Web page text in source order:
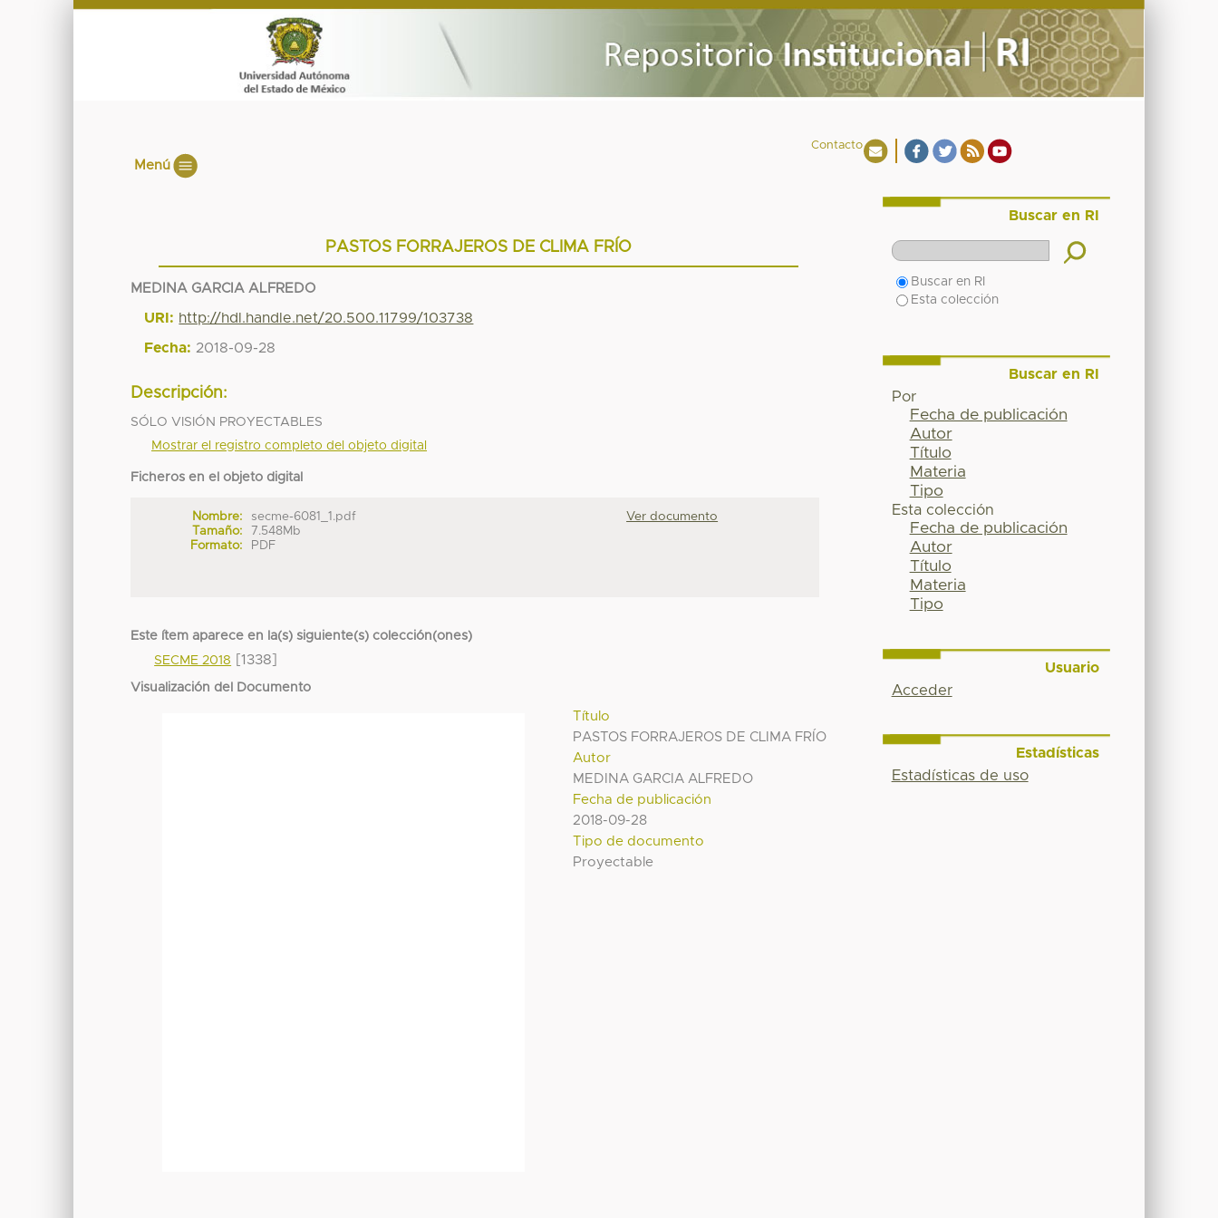
Contacto
Menú
PASTOS FORRAJEROS DE CLIMA FRÍO
MEDINA GARCIA ALFREDO
URI: http://hdl.handle.net/20.500.11799/103738
Fecha: 2018-09-28
Descripción:
SÓLO VISIÓN PROYECTABLES
Mostrar el registro completo del objeto digital
Ficheros en el objeto digital
Nombre:
secme-6081_1.pdf
Tamaño:
7.548Mb
Formato:
PDF
Ver documento
Este ítem aparece en la(s) siguiente(s) colección(ones)
SECME 2018
[1338]
Visualización del Documento
Título
PASTOS FORRAJEROS DE CLIMA FRÍO
Autor
MEDINA GARCIA ALFREDO
Fecha de publicación
2018-09-28
Tipo de documento
Proyectable
Buscar en RI
Buscar en RI
Esta colección
Buscar en RI
Por
Fecha de publicación
Autor
Título
Materia
Tipo
Esta colección
Fecha de publicación
Autor
Título
Materia
Tipo
Usuario
Acceder
Estadísticas
Estadísticas de uso